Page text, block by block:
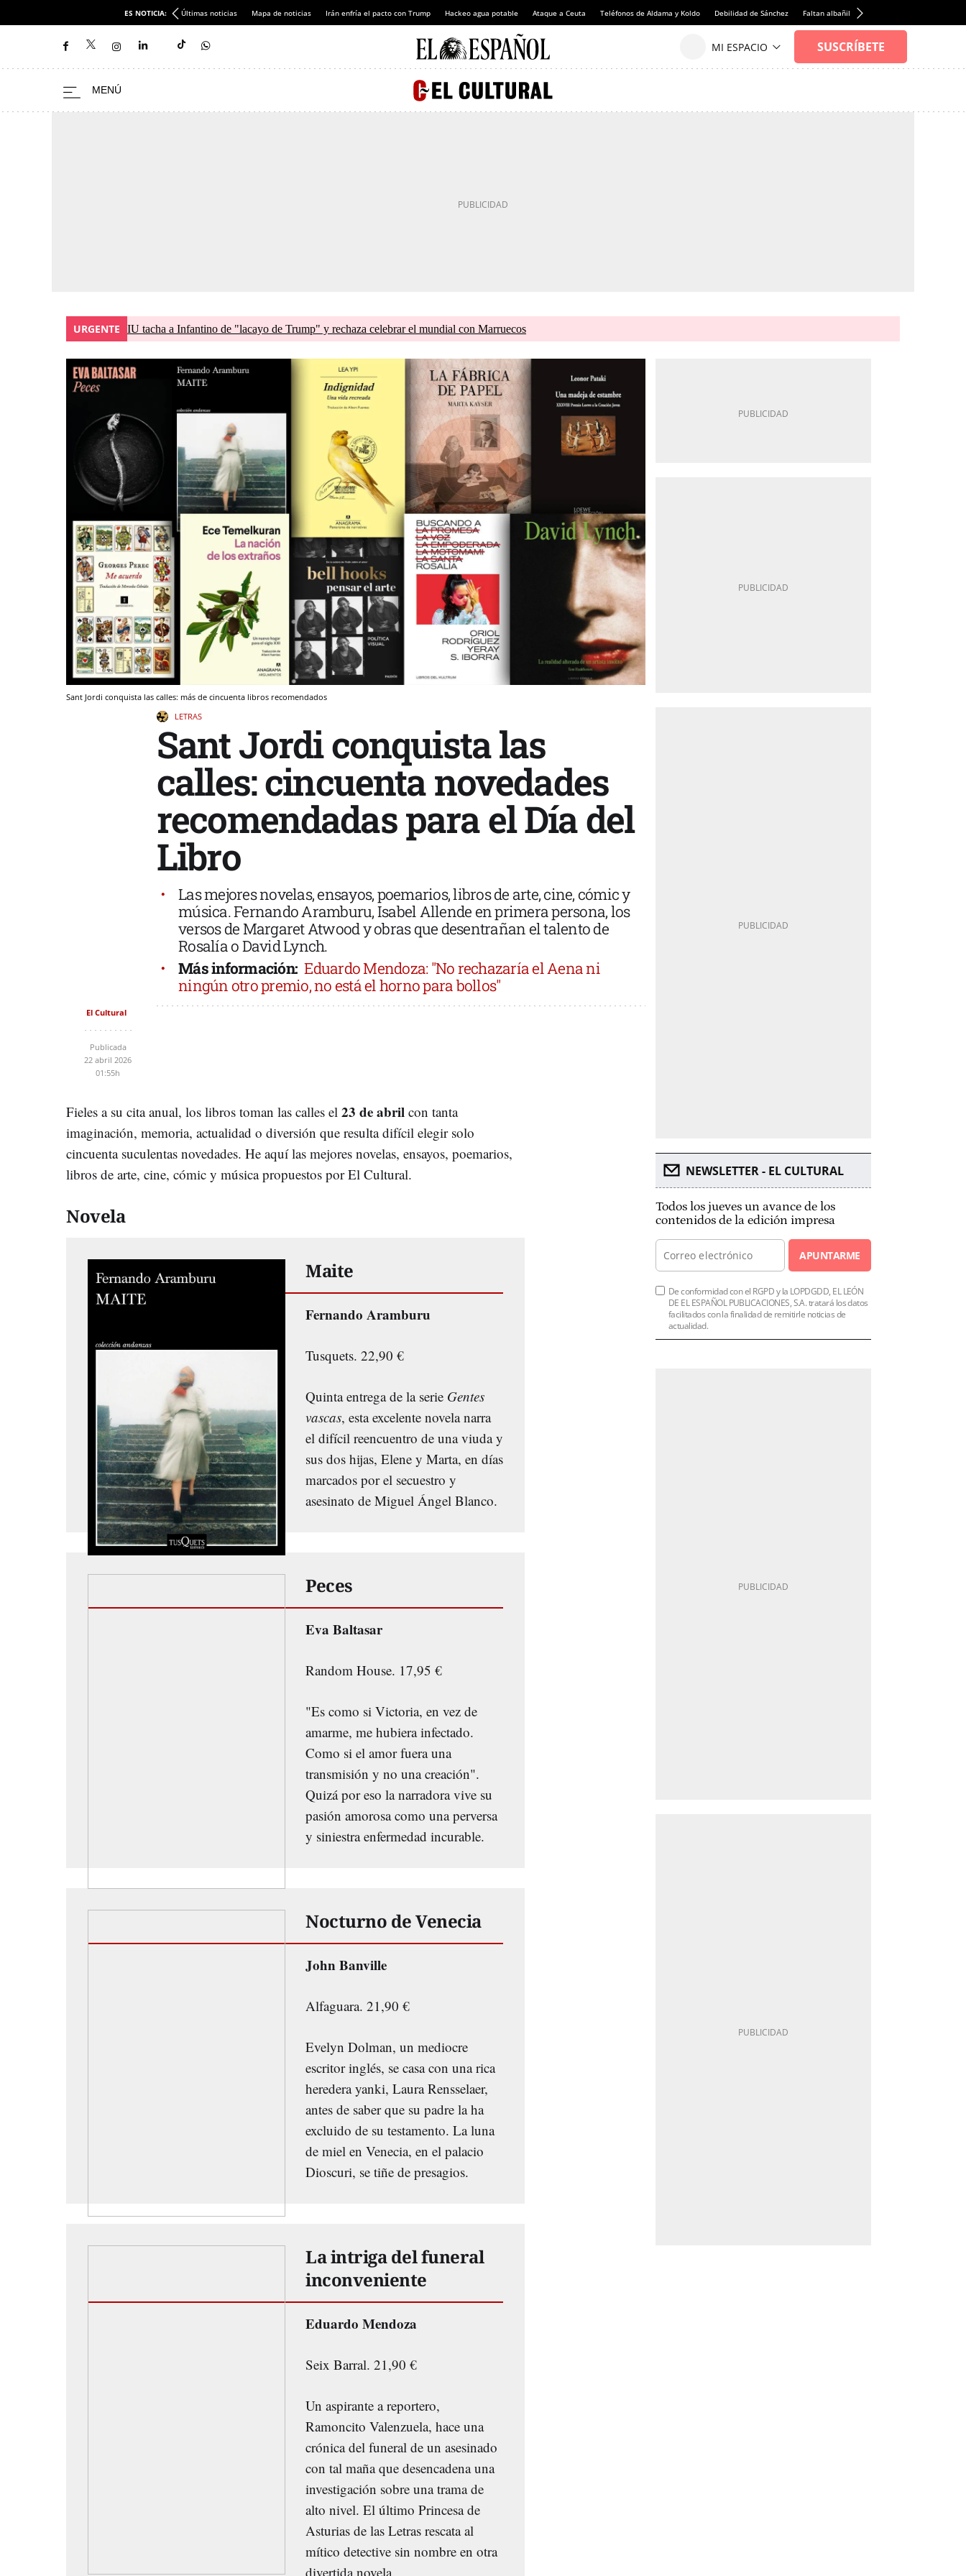
ES NOTICIA: Últimas noticias Mapa de noticias Irán enfría el pacto con Trump Hackeo agua potable Ataque a Ceuta Teléfonos de Aldama y Koldo Debilidad de Sánchez Faltan albañiles
URGENTE IU tacha a Infantino de "lacayo de Trump" y rechaza celebrar el mundial con Marruecos
Sant Jordi conquista las calles: más de cincuenta libros recomendados
LETRAS
Sant Jordi conquista las
calles: cincuenta novedades
recomendadas para el Día del
Libro
Las mejores novelas, ensayos, poemarios, libros de arte, cine, cómic y
música. Fernando Aramburu, Isabel Allende en primera persona, los
versos de Margaret Atwood y obras que desentrañan el talento de
Rosalía o David Lynch.
Más información: Eduardo Mendoza: "No rechazaría el Aena ni
ningún otro premio, no está el horno para bollos"
El Cultural
Publicada
22 abril 2026
01:55h
Fieles a su cita anual, los libros toman las calles el 23 de abril con tanta
imaginación, memoria, actualidad o diversión que resulta difícil elegir solo
cincuenta suculentas novedades. He aquí las mejores novelas, ensayos, poemarios,
libros de arte, cine, cómic y música propuestos por El Cultural.
Novela
Maite
Fernando Aramburu
Tusquets. 22,90 €
Quinta entrega de la serie Gentes
vascas, esta excelente novela narra
el difícil reencuentro de una viuda y
sus dos hijas, Elene y Marta, en días
marcados por el secuestro y
asesinato de Miguel Ángel Blanco.
Peces
Eva Baltasar
Random House. 17,95 €
"Es como si Victoria, en vez de
amarme, me hubiera infectado.
Como si el amor fuera una
transmisión y no una creación".
Quizá por eso la narradora vive su
pasión amorosa como una perversa
y siniestra enfermedad incurable.
Nocturno de Venecia
John Banville
Alfaguara. 21,90 €
Evelyn Dolman, un mediocre
escritor inglés, se casa con una rica
heredera yanki, Laura Rensselaer,
antes de saber que su padre la ha
excluido de su testamento. La luna
de miel en Venecia, en el palacio
Dioscuri, se tiñe de presagios.
La intriga del funeral
inconveniente
Eduardo Mendoza
Seix Barral. 21,90 €
Un aspirante a reportero,
Ramoncito Valenzuela, hace una
crónica del funeral de un asesinado
con tal maña que desencadena una
investigación sobre una trama de
alto nivel. El último Princesa de
Asturias de las Letras rescata al
mítico detective sin nombre en otra
divertida novela.
NEWSLETTER - EL CULTURAL
Todos los jueves un avance de los
contenidos de la edición impresa
APUNTARME
De conformidad con el RGPD y la LOPDGDD, EL LEÓN
DE EL ESPAÑOL PUBLICACIONES, S.A. tratará los datos
facilitados con la finalidad de remitirle noticias de
actualidad.